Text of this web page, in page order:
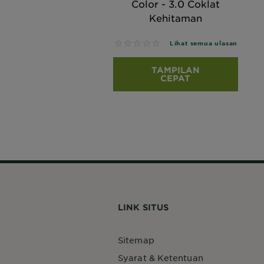
Color - 3.0 Coklat
Kehitaman
No reviews Lihat semua ulasan
TAMPILAN
CEPAT
LINK SITUS
Sitemap
Syarat & Ketentuan